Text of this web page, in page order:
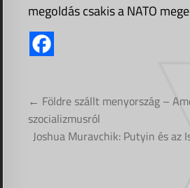
megoldás csakis a NATO
Bejegyzés
navigáció
← Földre szállt menyország –
szocializmusról
Joshua Muravchik: Putyin és az